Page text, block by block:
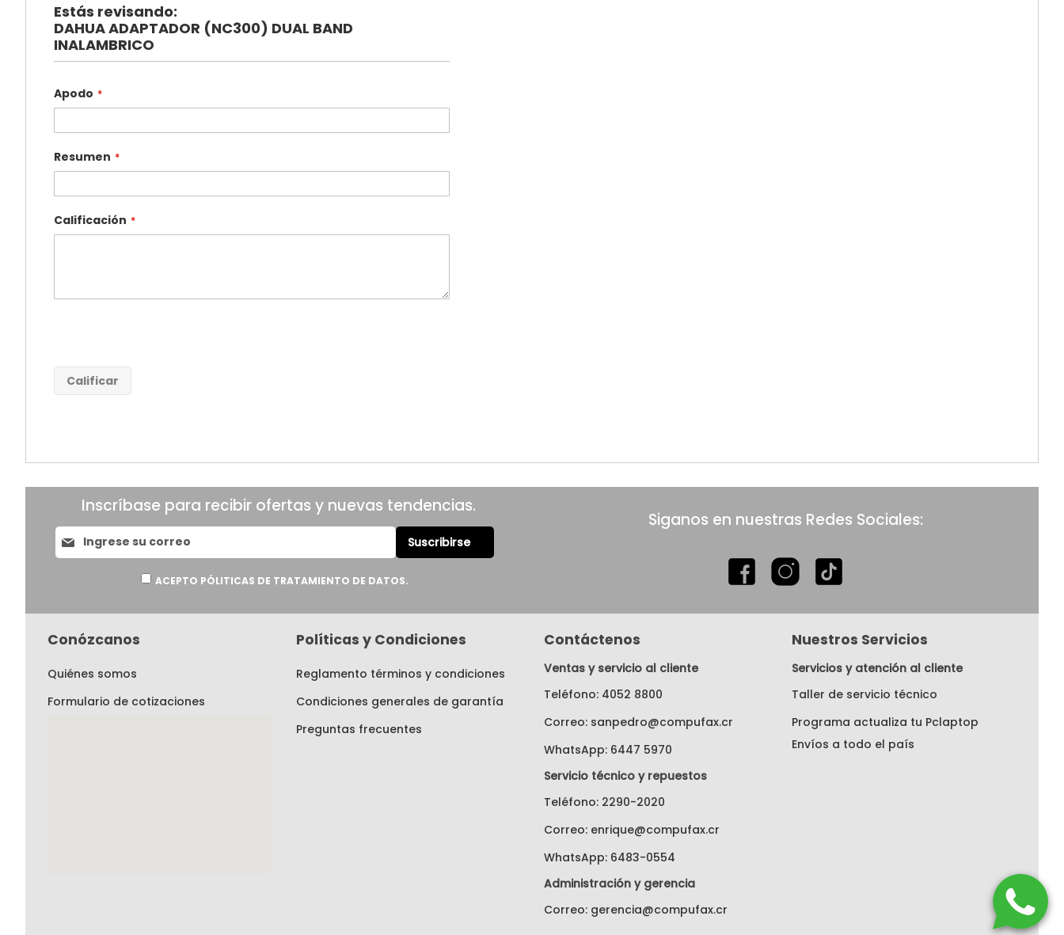
Estás revisando:
DAHUA ADAPTADOR (NC300) DUAL BAND
INALAMBRICO
Apodo
Resumen
Calificación
Calificar
Inscríbase para recibir ofertas y nuevas tendencias.
Suscríbase
al
Suscribirse
ACEPTO PÓLITICAS DE TRATAMIENTO DE DATOS.
Siganos en nuestras Redes Sociales:
Conózcanos
Quiénes somos
Formulario de cotizaciones
Políticas y Condiciones
Reglamento términos y condiciones
Condiciones generales de garantía
Preguntas frecuentes
Contáctenos
Ventas y servicio al cliente
Teléfono: 4052 8800
Correo: sanpedro@compufax.cr
WhatsApp: 6447 5970
Servicio técnico y repuestos
Teléfono: 2290-2020
Correo: enrique@compufax.cr
WhatsApp: 6483-0554
Administración y gerencia
Correo: gerencia@compufax.cr
Nuestros Servicios
Servicios y atención al cliente
Taller de servicio técnico
Programa actualiza tu Pclaptop
Envíos a todo el país